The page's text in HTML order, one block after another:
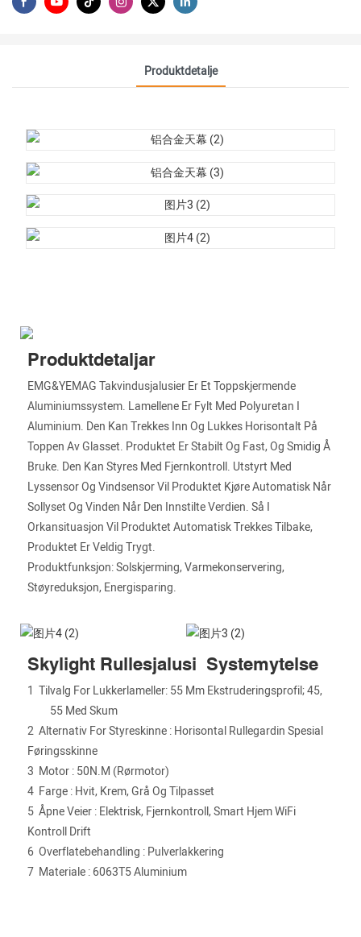
Produktdetalje
Produktdetaljar
EMG&YEMAG Takvindusjalusier Er Et Toppskjermende
Aluminiumssystem. Lamellene Er Fylt Med Polyuretan I
Aluminium. Den Kan Trekkes Inn Og Lukkes Horisontalt På
Toppen Av Glasset. Produktet Er Stabilt Og Fast, Og Smidig Å
Bruke. Den Kan Styres Med Fjernkontroll. Utstyrt Med
Lyssensor Og Vindsensor Vil Produktet Kjøre Automatisk Når
Sollyset Og Vinden Når Den Innstilte Verdien. Så I
Orkansituasjon Vil Produktet Automatisk Trekkes Tilbake,
Produktet Er Veldig Trygt.
Produktfunksjon: Solskjerming, Varmekonservering,
Støyreduksjon, Energisparing.
Skylight Rullesjalusi Systemytelse
1 Tilvalg For Lukkerlameller: 55 Mm Ekstruderingsprofil; 45,
55 Med Skum
2 Alternativ For Styreskinne:Horisontal Rullegardin Spesial
Føringsskinne
3 Motor:50N.m (rørmotor)
4 Farge:Hvit, Krem, Grå Og Tilpasset
5 Åpne Veier:Elektrisk, Fjernkontroll, Smart Hjem WiFi
Kontroll Drift
6 Overflatebehandling :Pulverlakkering
7 Materiale:6063T5 Aluminium